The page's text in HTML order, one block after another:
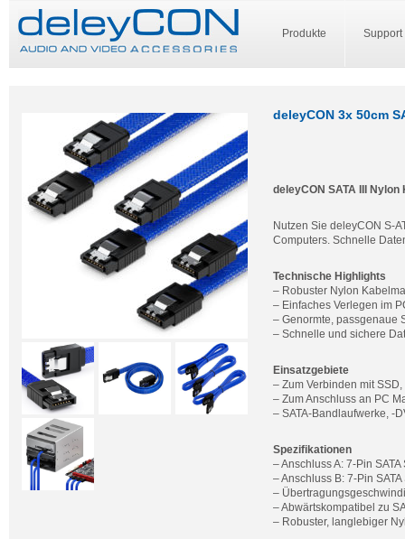
Produkte Support
deleyCON 3x 50cm
deleyCON SATA III
Nutzen Sie deleyCON S-
Computers. Schnelle
Technische Highlights
– Robuster Nylon
– Einfaches Verlegen im
– Genormte, passgenaue
– Schnelle und sichere
Einsatzgebiete
– Zum Verbinden mit
– Zum Anschluss an PC
– SATA-Bandlaufwerke, -
Spezifikationen
– Anschluss A: 7-Pin
– Anschluss B: 7-Pin
–
– Abwärtskompatibel zu
– Robuster, langlebiger